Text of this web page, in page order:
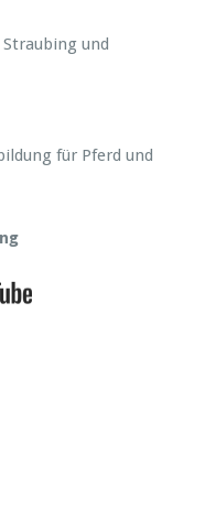
und
für Pferd und